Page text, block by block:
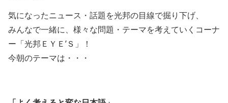
気になったニュース・話題を光邦の目線で掘り下げ、
みんなで一緒に、様々な問題・テーマを考えていくコーナ
ー「光邦ＥＹＥ’Ｓ」！
今朝のテーマは・・・